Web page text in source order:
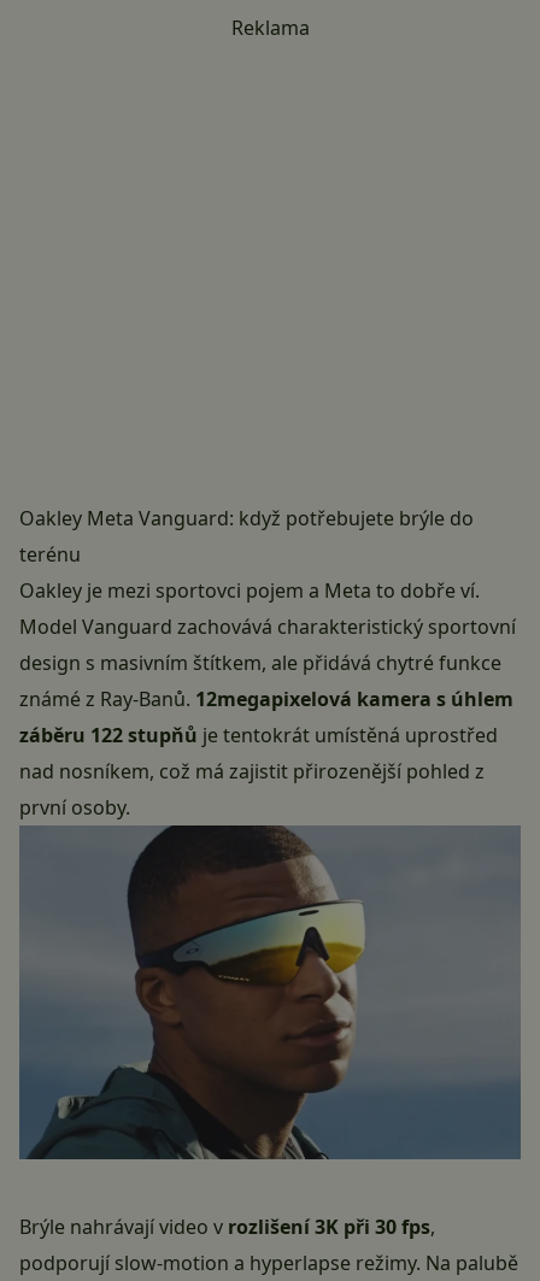
Reklama
Oakley Meta Vanguard: když potřebujete brýle do
terénu
Oakley je mezi sportovci pojem a Meta to dobře ví.
Model Vanguard zachovává charakteristický sportovní
design s masivním štítkem, ale přidává chytré funkce
známé z Ray-Banů. 12megapixelová kamera s úhlem
záběru 122 stupňů je tentokrát umístěná uprostřed
nad nosníkem, což má zajistit přirozenější pohled z
první osoby.
Brýle nahrávají video v rozlišení 3K při 30 fps,
podporují slow-motion a hyperlapse režimy. Na palubě